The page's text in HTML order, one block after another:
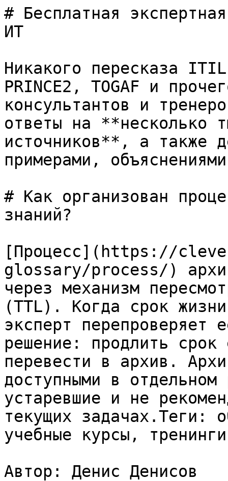
# Бесплатная
ИТ
Никакого пересказа
PRINCE2, TOGAF и
консультантов и
ответы на **несколько
источников**, а также
примерами,
# Как организован
знаний?
[Процесс](https://
glossary/process/)
через механизм
(TTL). Когда срок
эксперт перепроверяет
решение: продлить срок
перевести в архив.
доступными в
устаревшие и не
текущих задачах.Теги:
учебные курсы,
Автор: Денис Денисов